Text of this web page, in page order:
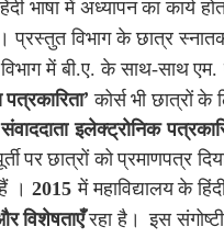
भाषा में अध्यापन का कार्य
प्रस्तुत विभाग के छात्र
विभाग में बी.ए.के साथ-साथ एम.
पत्रकारिता’ कोर्स भी छात्रों के
संवाददाता इलेक्ट्रोनिक
पर छात्रों को प्रमाणपत्र
। 2015 में महाविद्यालय के
विशेषताएँ रहा है। इस संगोष्टी